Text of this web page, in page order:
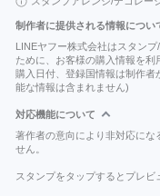
制作者に提供される情報につい
LINEヤフー株式会社はスタン
ために、お客様の購入情報を利
購入日付、登録国情報は制作
能な情報は含まれません)
対応機能について
著作者の意向により非対応にな
せん。
スタンプをタップするとプレビ